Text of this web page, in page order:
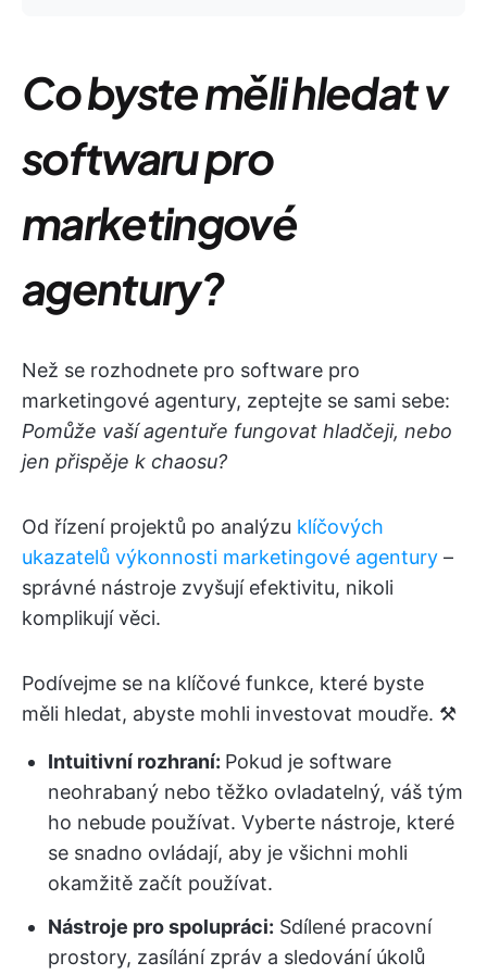
Co byste měli hledat v
softwaru pro
marketingové
agentury?
Než se rozhodnete pro software pro
marketingové agentury, zeptejte se sami sebe:
Pomůže vaší agentuře fungovat hladčeji, nebo
jen přispěje k chaosu?
Od řízení projektů po analýzu klíčových
ukazatelů výkonnosti marketingové agentury –
správné nástroje zvyšují efektivitu, nikoli
komplikují věci.
Podívejme se na klíčové funkce, které byste
měli hledat, abyste mohli investovat moudře. ⚒️
Intuitivní rozhraní: Pokud je software
neohrabaný nebo těžko ovladatelný, váš tým
ho nebude používat. Vyberte nástroje, které
se snadno ovládají, aby je všichni mohli
okamžitě začít používat.
Nástroje pro spolupráci: Sdílené pracovní
prostory, zasílání zpráv a sledování úkolů